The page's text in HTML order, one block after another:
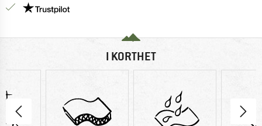
Trust Pilot-garanti - hitta all information här!
I KORTHET